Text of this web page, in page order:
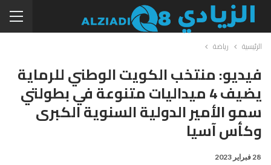
الرئيسية رياضة
فيديو: منتخب الكويت الوطني للرماية
يضيف 4 ميداليات متنوعة في بطولتي
سمو الأمير الدولية السنوية الكبرى
وكأس آسيا
28 فبراير 2023